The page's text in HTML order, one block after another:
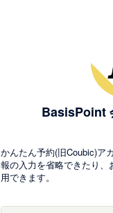
BasisPoint
かんたん予約(旧Coubic)ア
報の入力を省略できたり
用できます。